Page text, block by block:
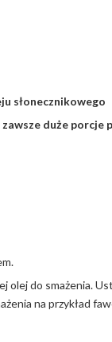
słonecznikowego
zawsze duże porcje
do smażenia.
na przykład